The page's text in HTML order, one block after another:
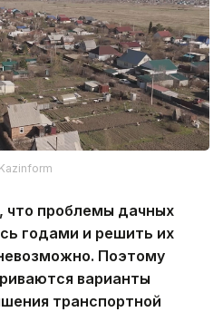
проблемы дачных
годами и решить их
Поэтому
варианты
транспортной